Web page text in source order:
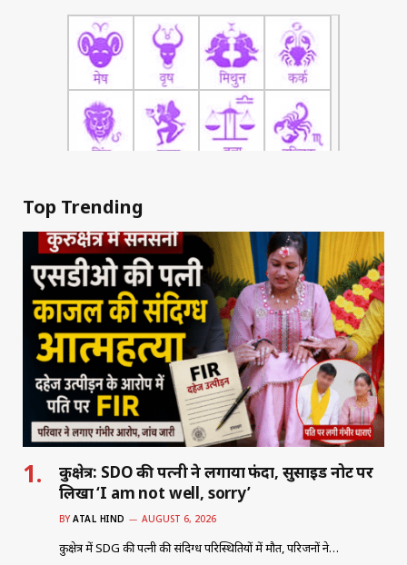
Top Trending
कुरुक्षेत्र: SDO की पत्नी ने लगाया फंदा, सुसाइड नोट पर
लिखा ‘I am not well, sorry’
BY ATAL HIND AUGUST 6, 2026
कुरुक्षेत्र में SDG की पत्नी की संदिग्ध परिस्थितियों में मौत, परिजनों ने…